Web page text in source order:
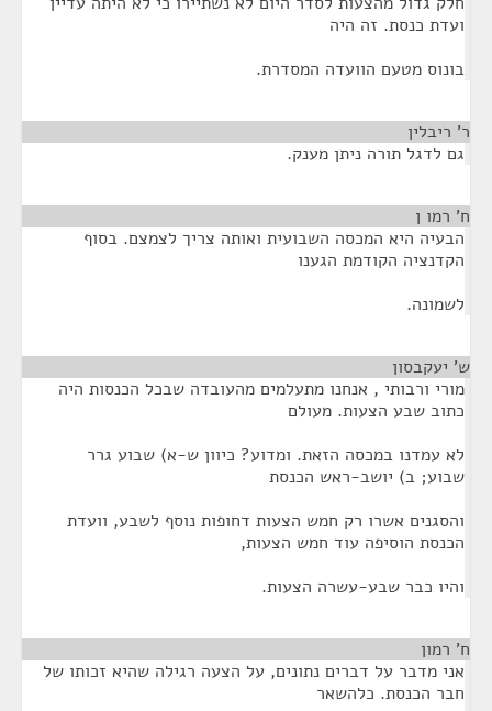
ועדת כנסת. זה היה
בונוס מטעם הוועדה המסדרת.
ר' ריבלין
גם לדגל תורה ניתן מענק.
ח' רמו ן
הבעיה היא המכסה השבועית ואותה צריך לצמצם. בסוף
הקדנציה הקודמת הגענו
לשמונה.
ש' יעקבסון
מורי ורבותי , אנחנו מתעלמים מהעובדה שבכל הכנסות היה
כתוב שבע הצעות. מעולם
לא עמדנו במכסה הזאת. ומדוע? כיוון ש-א) שבוע גרר
שבוע; ב) יושב-ראש הכנסת
והסגנים אשרו רק חמש הצעות דחופות נוסף לשבע, וועדת
הכנסת הוסיפה עוד חמש הצעות,
והיו כבר שבע-עשרה הצעות.
ח' רמון
אני מדבר על דברים נתונים, על הצעה רגילה שהיא זכותו של
חבר הכנסת. כלהשאר